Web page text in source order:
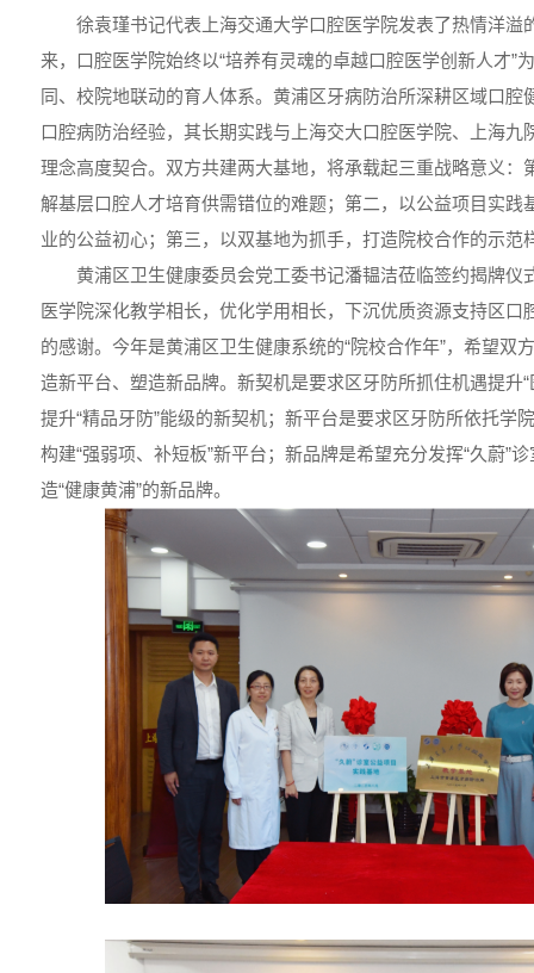
徐袁瑾书记代表上海交通大学口腔医学院发表了热情洋溢
来，口腔医学院始终以“培养有灵魂的卓越口腔医学创新人才”
同、校院地联动的育人体系。黄浦区牙病防治所深耕区域口腔
口腔病防治经验，其长期实践与上海交大口腔医学院、上海九
理念高度契合。双方共建两大基地，将承载起三重战略意义：
解基层口腔人才培育供需错位的难题；第二，以公益项目实践
业的公益初心；第三，以双基地为抓手，打造院校合作的示范
黄浦区卫生健康委员会党工委书记潘韫洁莅临签约揭牌仪
医学院深化教学相长，优化学用相长，下沉优质资源支持区口
的感谢。今年是黄浦区卫生健康系统的“院校合作年”，希望双
造新平台、塑造新品牌。新契机是要求区牙防所抓住机遇提升
提升“精品牙防”能级的新契机；新平台是要求区牙防所依托学
构建“强弱项、补短板”新平台；新品牌是希望充分发挥“久蔚”
造“健康黄浦”的新品牌。